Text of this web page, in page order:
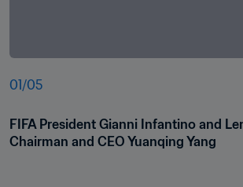
01 /05
FIFA President Gianni Infantino and
Chairman and CEO Yuanqing Yang